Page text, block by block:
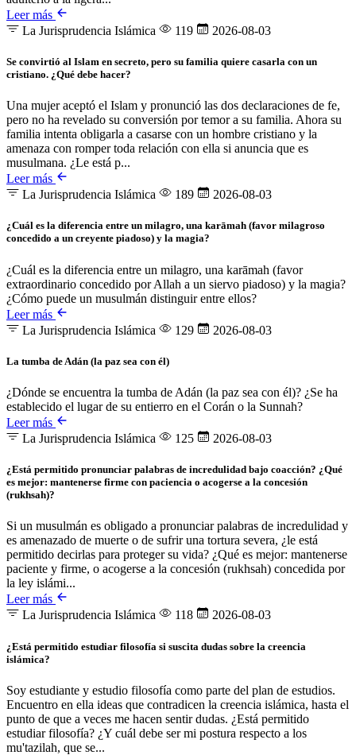
Leer más
La Jurisprudencia Islámica
119 2026-08-03
Se convirtió al Islam en secreto, pero su familia quiere casarla con un
cristiano. ¿Qué debe hacer?
Una mujer aceptó el Islam y pronunció las dos declaraciones de fe,
pero no ha revelado su conversión por temor a su familia. Ahora su
familia intenta obligarla a casarse con un hombre cristiano y la
amenaza con romper toda relación con ella si anuncia que es
musulmana. ¿Le está p...
Leer más
La Jurisprudencia Islámica
189 2026-08-03
¿Cuál es la diferencia entre un milagro, una karāmah (favor milagroso
concedido a un creyente piadoso) y la magia?
¿Cuál es la diferencia entre un milagro, una karāmah (favor
extraordinario concedido por Allah a un siervo piadoso) y la magia?
¿Cómo puede un musulmán distinguir entre ellos?
Leer más
La Jurisprudencia Islámica
129 2026-08-03
La tumba de Adán (la paz sea con él)
¿Dónde se encuentra la tumba de Adán (la paz sea con él)? ¿Se ha
establecido el lugar de su entierro en el Corán o la Sunnah?
Leer más
La Jurisprudencia Islámica
125 2026-08-03
¿Está permitido pronunciar palabras de incredulidad bajo coacción? ¿Qué
es mejor: mantenerse firme con paciencia o acogerse a la concesión
(rukhsah)?
Si un musulmán es obligado a pronunciar palabras de incredulidad y
es amenazado de muerte o de sufrir una tortura severa, ¿le está
permitido decirlas para proteger su vida? ¿Qué es mejor: mantenerse
paciente y firme, o acogerse a la concesión (rukhsah) concedida por
la ley islámi...
Leer más
La Jurisprudencia Islámica
118 2026-08-03
¿Está permitido estudiar filosofía si suscita dudas sobre la creencia
islámica?
Soy estudiante y estudio filosofía como parte del plan de estudios.
Encuentro en ella ideas que contradicen la creencia islámica, hasta el
punto de que a veces me hacen sentir dudas. ¿Está permitido
estudiar filosofía? ¿Y cuál debe ser mi postura respecto a los
mu'tazilah, que se...